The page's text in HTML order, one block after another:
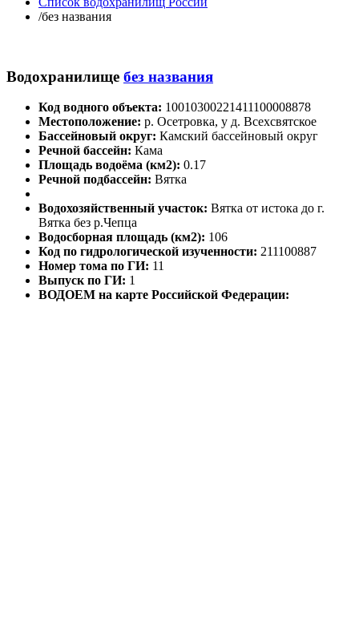
/без названия
Водохранилище без названия
Код водного объекта: 10010300221411100008878
Местоположение: р. Осетровка, у д. Всехсвятское
Бассейновый округ: Камский бассейновый округ
Речной бассейн: Кама
Площадь водоёма (км2): 0.17
Речной подбассейн: Вятка
Водохозяйственный участок: Вятка от истока до г.
Вятка без р.Чепца
Водосборная площадь (км2): 106
Код по гидрологической изученности: 211100887
Номер тома по ГИ: 11
Выпуск по ГИ: 1
ВОДОЕМ на карте Российской Федерации: